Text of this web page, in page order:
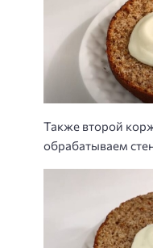
Также второй
обрабатываем